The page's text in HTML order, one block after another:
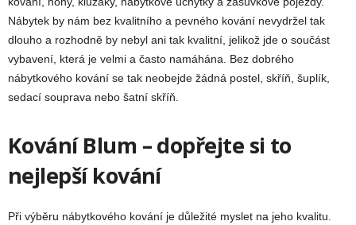
Nábytek by nám bez kvalitního a pevného kování nevydržel tak
dlouho a rozhodně by nebyl ani tak kvalitní, jelikož jde o součást
vybavení, která je velmi a často namáhána. Bez dobrého
nábytkového kování se tak neobejde žádná postel, skříň, šuplík,
sedací souprava nebo šatní skříň.
Kování Blum – dopřejte si to
nejlepší kování
Při výběru nábytkového kování je důležité myslet na jeho kvalitu.